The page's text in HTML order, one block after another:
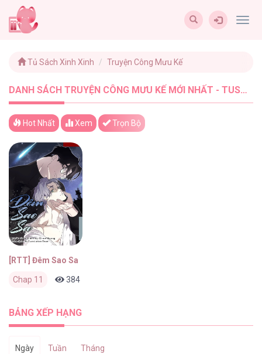
Tủ Sách Xinh Xinh Truyện Công Mưu Kế
DANH SÁCH TRUYỆN CÔNG MƯU KẾ MỚI NHẤT - TUSACHXINHXINH (1)
Hot Nhất Xem Trọn Bộ
[RTT] Đêm Sao Sa
Chap 11 384
BẢNG XẾP HẠNG
Ngày Tuần Tháng